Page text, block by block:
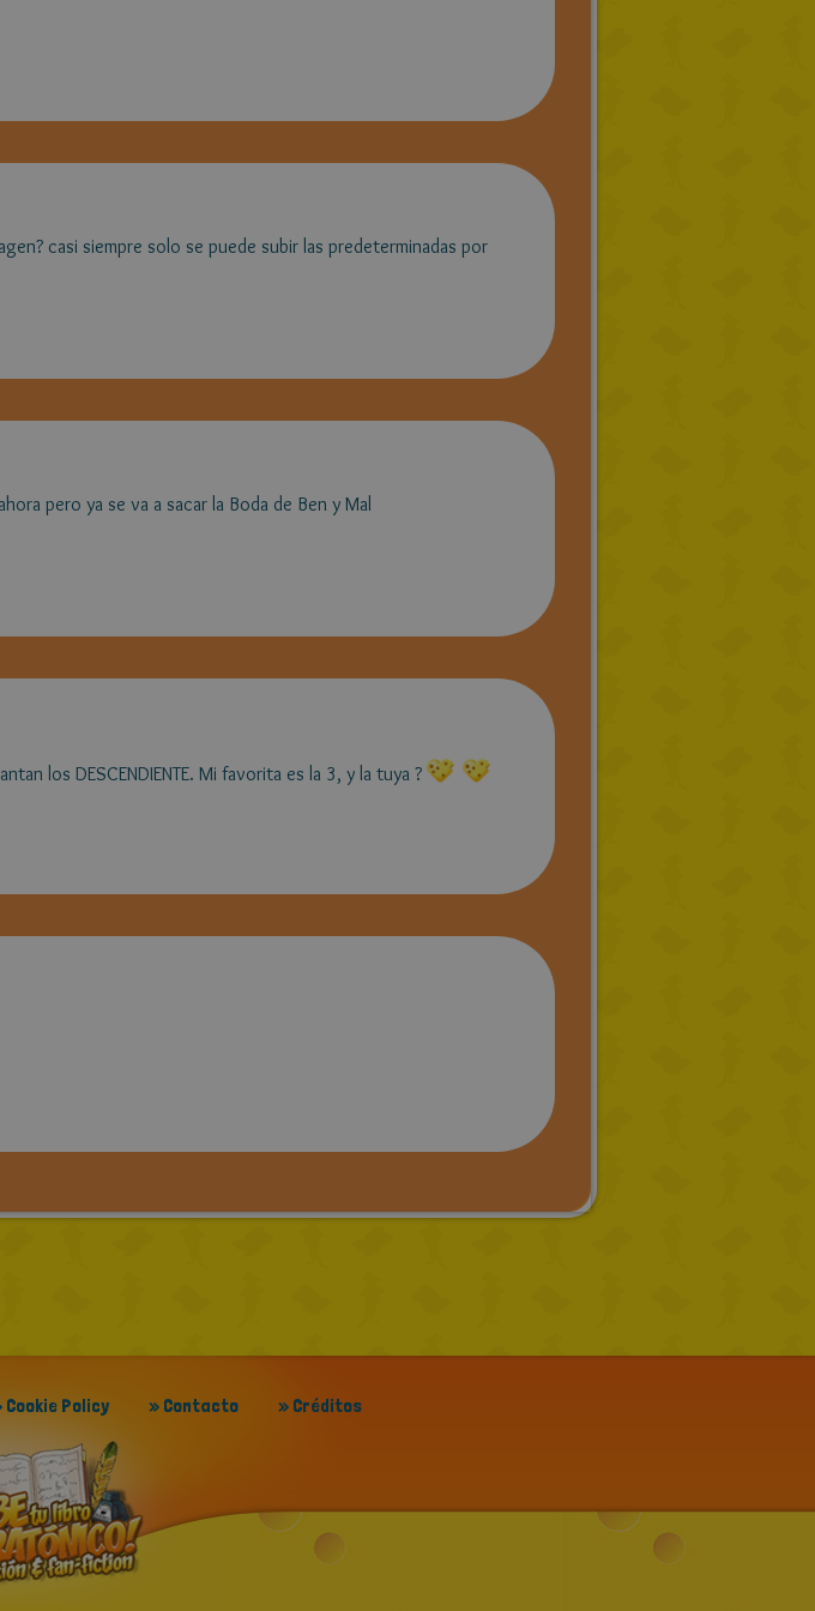
casi siempre solo se puede subir las predeterminadas por
pero ya se va a sacar la Boda de Ben y Mal
los DESCENDIENTE. Mi favorita es la 3, y la tuya ?
Cookie Policy » Contacto » Créditos